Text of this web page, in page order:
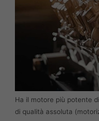
Ha il motore più potente
di qualità assoluta